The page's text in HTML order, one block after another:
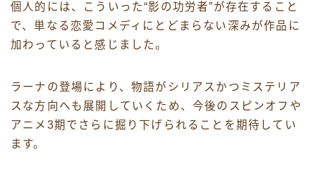
個人的には、こういった“影の功労者”が存在すること
で、単なる恋愛コメディにとどまらない深みが作品に
加わっていると感じました。
ラーナの登場により、物語がシリアスかつミステリア
スな方向へも展開していくため、今後のスピンオフや
アニメ3期でさらに掘り下げられることを期待してい
ます。